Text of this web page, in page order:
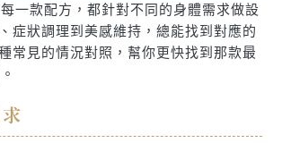
一款配方，都針對不同的身體需求做設
症狀調理到美感維持，總能找到對應的
常見的情況對照，幫你更快找到那款最